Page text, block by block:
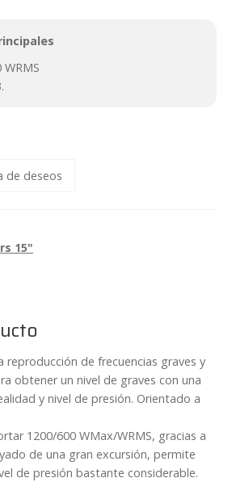
de deseos
15"
reproducción de frecuencias graves y
obtener un nivel de graves con una
y nivel de presión. Orientado a
1200/600 WMax/WRMS, gracias a
de una gran excursión, permite
de presión bastante considerable.